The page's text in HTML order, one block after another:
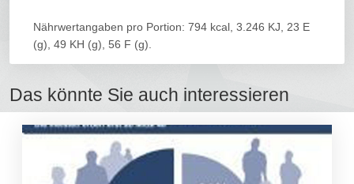
Nährwertangaben pro Portion: 794 kcal, 3.246 KJ, 23 E
(g), 49 KH (g), 56 F (g).
Das könnte Sie auch interessieren